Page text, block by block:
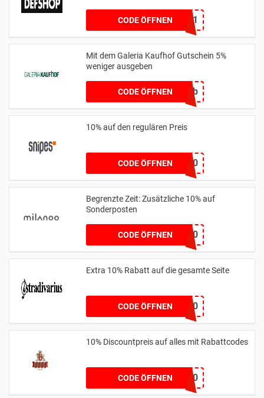
CODE ÖFFNEN
WOMENSDAY11
Mit dem Galeria Kaufhof Gutschein 5%
weniger ausgeben
CODE ÖFFNENgeb5b
10% auf den regulären Preis
CODE ÖFFNENCLIQUE10
Begrenzte Zeit: Zusätzliche 10% auf
Sonderposten
CODE ÖFFNENMLSV10
Extra 10% Rabatt auf die gesamte Seite
CODE ÖFFNENSPRING10
10% Discountpreis auf alles mit Rabattcodes
CODE ÖFFNEN
WELCOME10